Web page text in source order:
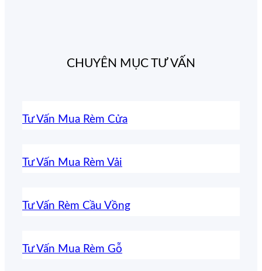
CHUYÊN MỤC TƯ VẤN
Tư Vấn Mua Rèm Cửa
Tư Vấn Mua Rèm Vải
Tư Vấn Rèm Cầu Vồng
Tư Vấn Mua Rèm Gỗ